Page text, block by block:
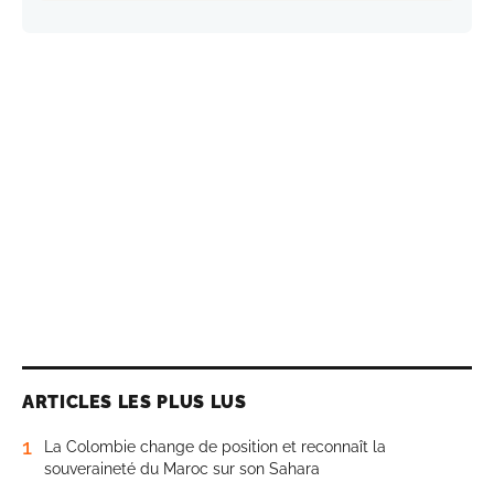
ARTICLES LES PLUS LUS
1
La Colombie change de position et reconnaît la
souveraineté du Maroc sur son Sahara